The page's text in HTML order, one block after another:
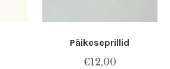
Päikeseprillid
€12,00